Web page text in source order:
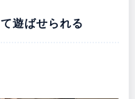
遊ばせられる